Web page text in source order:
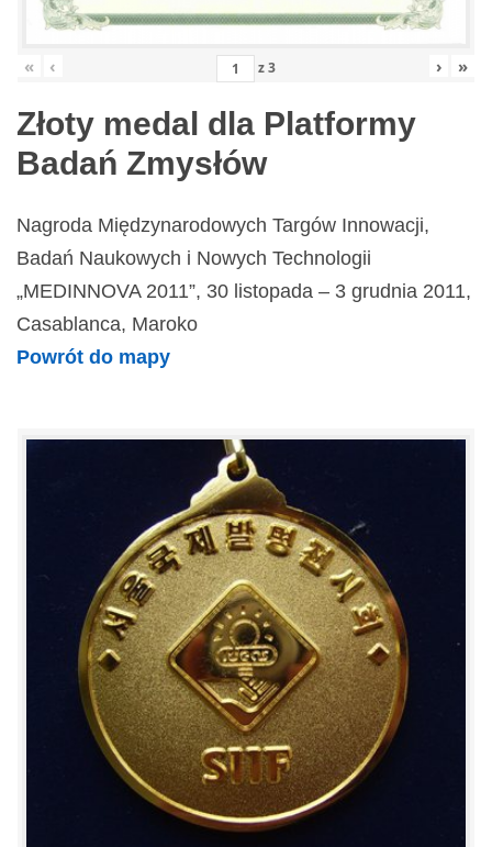
« ‹ z3 › »
Złoty medal dla Platformy
Badań Zmysłów
Nagroda Międzynarodowych Targów Innowacji,
Badań Naukowych i Nowych Technologii
„MEDINNOVA 2011”, 30 listopada – 3 grudnia 2011,
Casablanca, Maroko
Powrót do mapy